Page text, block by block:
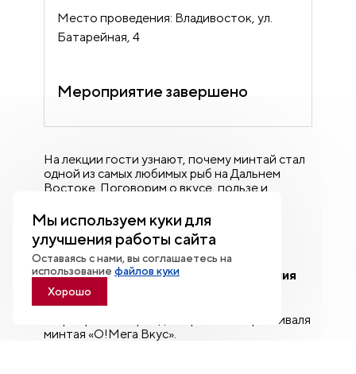
Место проведения: Владивосток, ул.
Батарейная, 4
Мероприятие завершено
На лекции гости узнают, почему минтай стал
одной из самых любимых рыб на Дальнем
Востоке. Поговорим о вкусе, пользе и
добывают и почему минтай давно стал
важной частью дальневосточной кухни.
Лектор — экскурсовод Национального
центра «Россия» в Приморском крае
Юлия
Панкратова
Мероприятие пройдет в рамках IV фестиваля
минтая «О!Мега Вкус».
Мы используем куки для
улучшения работы сайта
Оставаясь с нами, вы соглашаетесь на
использованиефайлов куки
Хорошо